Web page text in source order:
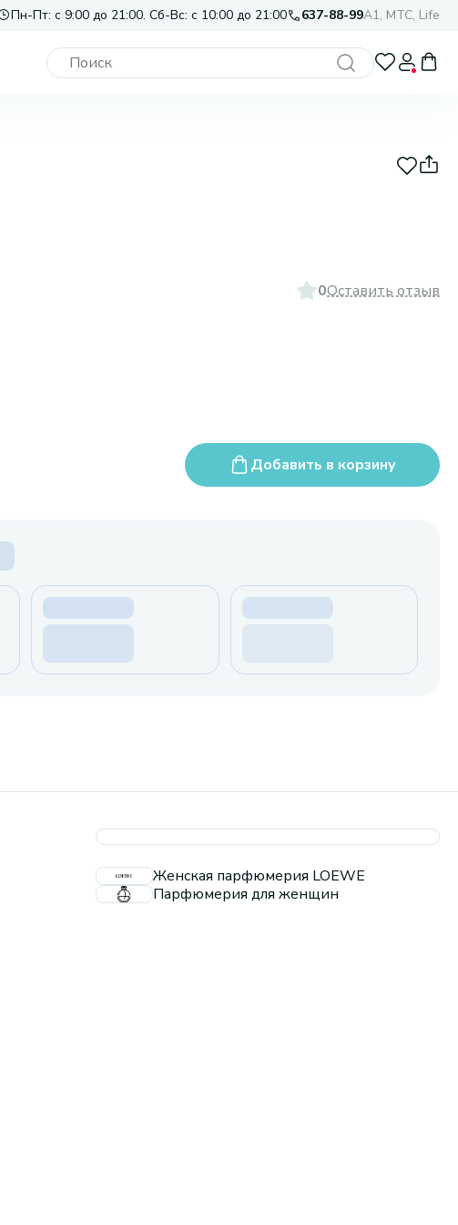
Пн-Пт: с 9:00 до 21:00. Сб-Вс: с 10:00 до 21:00 637-88-99A1, МТС, Life
0Оставить отзыв
Добавить в корзину
Женская парфюмерия LOEWE
Парфюмерия для женщин